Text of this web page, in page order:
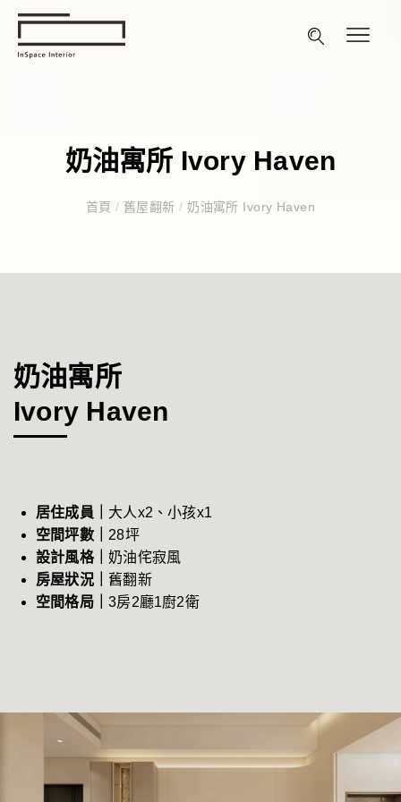
奶油寓所 Ivory Haven
首頁/ 舊屋翻新/ 奶油寓所 Ivory Haven
奶油寓所
Ivory Haven
居住成員｜ 大人x2、小孩x1
空間坪數｜ 28坪
設計風格｜奶油侘寂風
房屋狀況｜ 舊翻新
空間格局｜3房2廳1廚2衛